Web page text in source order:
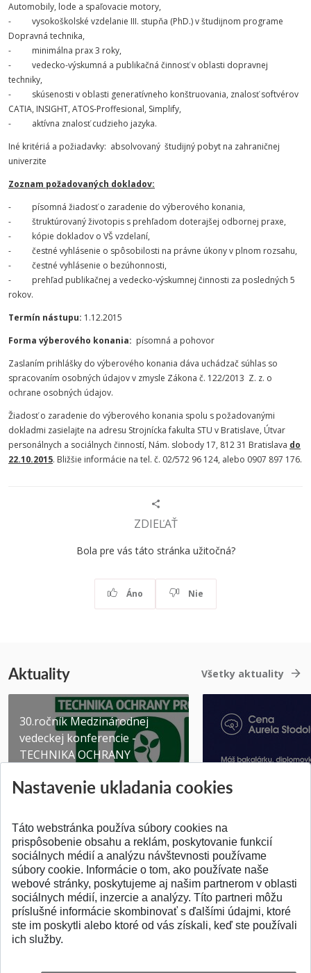
Automobily, lode a spaľovacie motory,
- vysokoškolské vzdelanie III. stupňa (PhD.) v študijnom programe
Dopravná technika,
- minimálna prax 3 roky,
- vedecko-výskumná a publikačná činnosť v oblasti dopravnej
techniky,
- skúsenosti v oblasti generatívneho konštruovania, znalosť softvérov
CATIA, INSIGHT, ATOS-Proffesional, Simplify,
- aktívna znalosť cudzieho jazyka.
Iné kritériá a požiadavky: absolvovaný študijný pobyt na zahraničnej
univerzite
Zoznam požadovaných dokladov:
- písomná žiadosť o zaradenie do výberového konania,
- štruktúrovaný životopis s prehľadom doterajšej odbornej praxe,
- kópie dokladov o VŠ vzdelaní,
- čestné vyhlásenie o spôsobilosti na právne úkony v plnom rozsahu,
- čestné vyhlásenie o bezúhonnosti,
- prehľad publikačnej a vedecko-výskumnej činnosti za posledných 5
rokov.
Termín nástupu: 1.12.2015
Forma výberového konania: písomná a pohovor
Zaslaním prihlášky do výberového konania dáva uchádzač súhlas so
spracovaním osobných údajov v zmysle Zákona č. 122/2013 Z. z. o
ochrane osobných údajov.
Žiadosť o zaradenie do výberového konania spolu s požadovanými
dokladmi zasielajte na adresu Strojnícka fakulta STU v Bratislave, Útvar
personálnych a sociálnych činností, Nám. slobody 17, 812 31 Bratislava do
22.10.2015. Bližšie informácie na tel. č. 02/572 96 124, alebo 0907 897 176.
ZDIEĽAŤ
Bola pre vás táto stránka užitočná?
Áno Nie
Aktuality Všetky aktuality
30.ročník Medzinárodnej
vedeckej konferencie -
TECHNIKA OCHRANY
Pridané 03.08.2026 Pridané 07.07.2026
SPÄŤ NA VRCH
Nastavenie ukladania cookies
Táto webstránka používa súbory cookies na
prispôsobenie obsahu a reklám, poskytovanie funkcií
sociálnych médií a analýzu návštevnosti používame
súbory cookie. Informácie o tom, ako používate naše
webové stránky, poskytujeme aj našim partnerom v oblasti
sociálnych médií, inzercie a analýzy. Títo partneri môžu
príslušné informácie skombinovať s ďalšími údajmi, ktoré
ste im poskytli alebo ktoré od vás získali, keď ste používali
ich služby.